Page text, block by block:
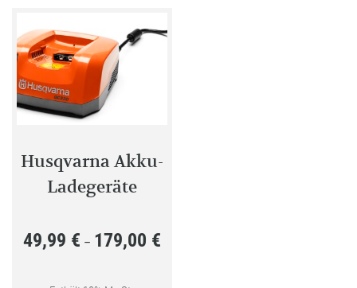
Husqvarna Akku-
Ladegeräte
49,99 € – 179,00 €Preisspanne: